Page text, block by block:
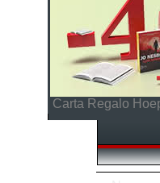
Carta Regalo